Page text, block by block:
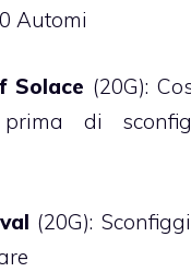
Automi
Solace (20G):
prima di
(20G):